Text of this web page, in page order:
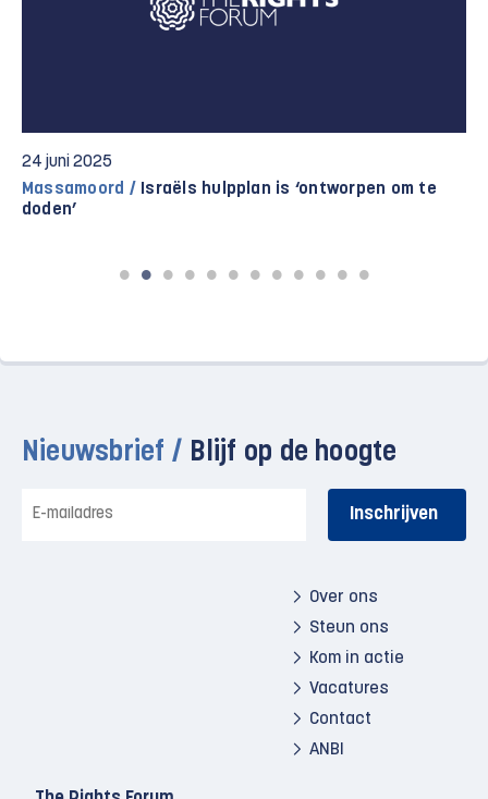
24 juni 2025
Massamoord /Israëls hulpplan is ‘ontworpen om te
doden’
Nieuwsbrief / Blijf op de hoogte
mailadres
Over ons
Steun ons
Kom in actie
Vacatures
Contact
ANBI